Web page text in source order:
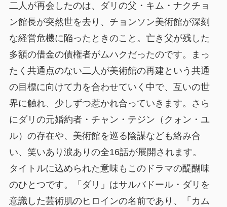
二人が再会したのは、ダリの父・キム・ナクチョ
ン館長が突然世を去り、チョンソン美術館が深刻
な経営危機に陥ったときのこと。亡き父が残した
多額の借金の債権者がムハクだったのです。まっ
たく共通点のない二人が美術館の再建という共通
の目標に向けて力を合わせていく中で、互いの世
界に触れ、少しずつ惹かれ合っていきます。さら
にダリの元婚約者・チャン・テジン（クォン・ユ
ル）の存在や、美術館を巡る陰謀なども絡み合
い、笑いあり涙ありの全16話が展開されます。
タイトルに込められた意味もこのドラマの醍醐味
のひとつです。「ダリ」はサルバドール・ダリを
意識した芸術肌のヒロインの名前であり、「カム